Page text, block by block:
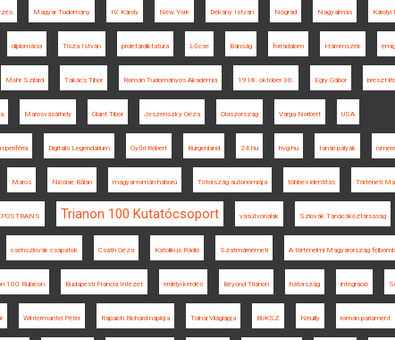
Magyar Tudomány IV. Károly New York Dékány István Nógrád Nagyalmás Károlyi
diplomácia Tisza István proletárdiktatúra Lőcse Bánság forradalom Háromszék
Mohr Szilárd Takács Tibor Román Tudományos Akadémia 1918. október 30. Egry Gábor breszt-
Marosvásárhely Glant Tibor Jeszenszky Géza Olaszország Varga Norbert USA
periféria Digitális Legendárium Győri Róbert Burgenland 24.hu hvg.hu tanári pályák
Maros Nicolae Bălan magyar-román háború Tótország autonómiája többes identitás Történeti
Trianon 100 Kutatócsoport vasútvonalak Szlovák Tanácsköztársaság
csehszlovák csapatok Csáth Géza Katolikus Rádió Szatmárnémeti A történelmi Magyarország
100 Rubicon Budapesti Francia Intézet erdélyi kérdés Beyond Trianon hátország integráció
Wintermantel Péter Rapaich Richárd naplója Tolnai Világlapja BUKSZ Neuilly román parlament